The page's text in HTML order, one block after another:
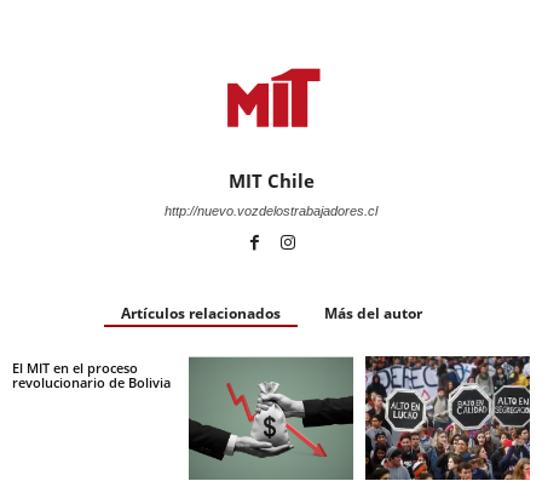
MIT Chile
http://nuevo.vozdelostrabajadores.cl
Artículos relacionados Más del autor
El MIT en el proceso
revolucionario de Bolivia